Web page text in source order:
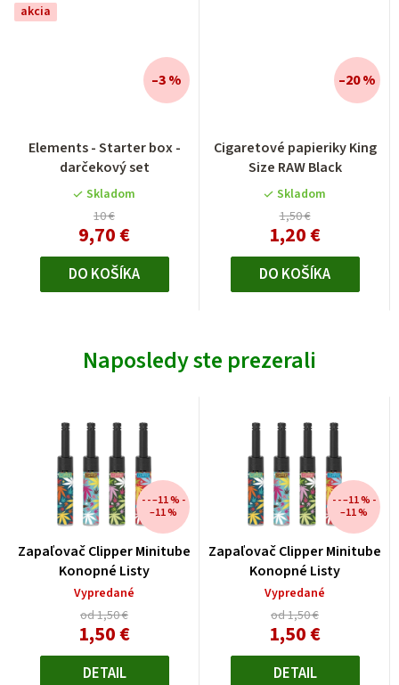
akcia
Elements - Starter box -
darčekový set
Skladom
10 €
9,70 €
–3 %
DO KOŠÍKA
Cigaretové papieriky King
Size RAW Black
Skladom
1,50 €
1,20 €
–20 %
DO KOŠÍKA
Naposledy ste prezerali
Zapaľovač Clipper Minitube
Konopné Listy
Vypredané
od 1,50 €
- - –11 % -
–11 %
1,50 €
DETAIL
Zapaľovač Clipper Minitube
Konopné Listy
Vypredané
od 1,50 €
- - –11 % -
–11 %
1,50 €
DETAIL